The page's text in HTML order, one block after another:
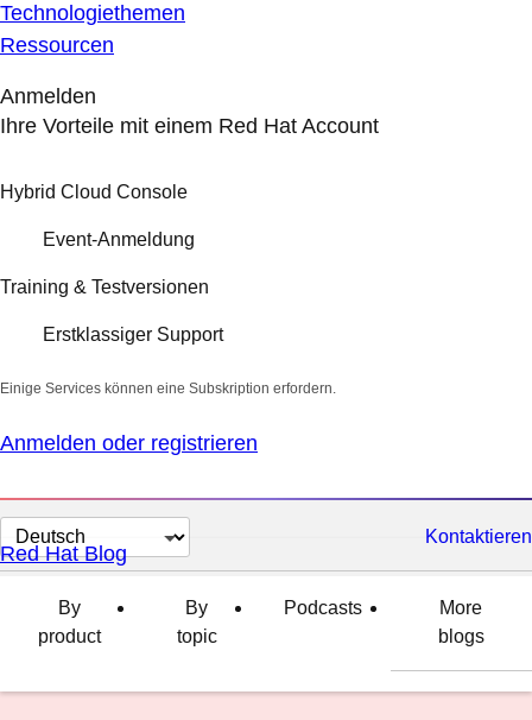
Technologiethemen
Ressourcen
Anmelden
Ihre Vorteile mit einem Red Hat Account
Hybrid Cloud Console
Event-Anmeldung
Training & Testversionen
Erstklassiger Support
Einige Services können eine Subskription erfordern.
Anmelden oder registrieren
Sprache
auswählen
Kontaktieren
Red Hat Blog
By
product
By
topic
Podcasts
More
blogs